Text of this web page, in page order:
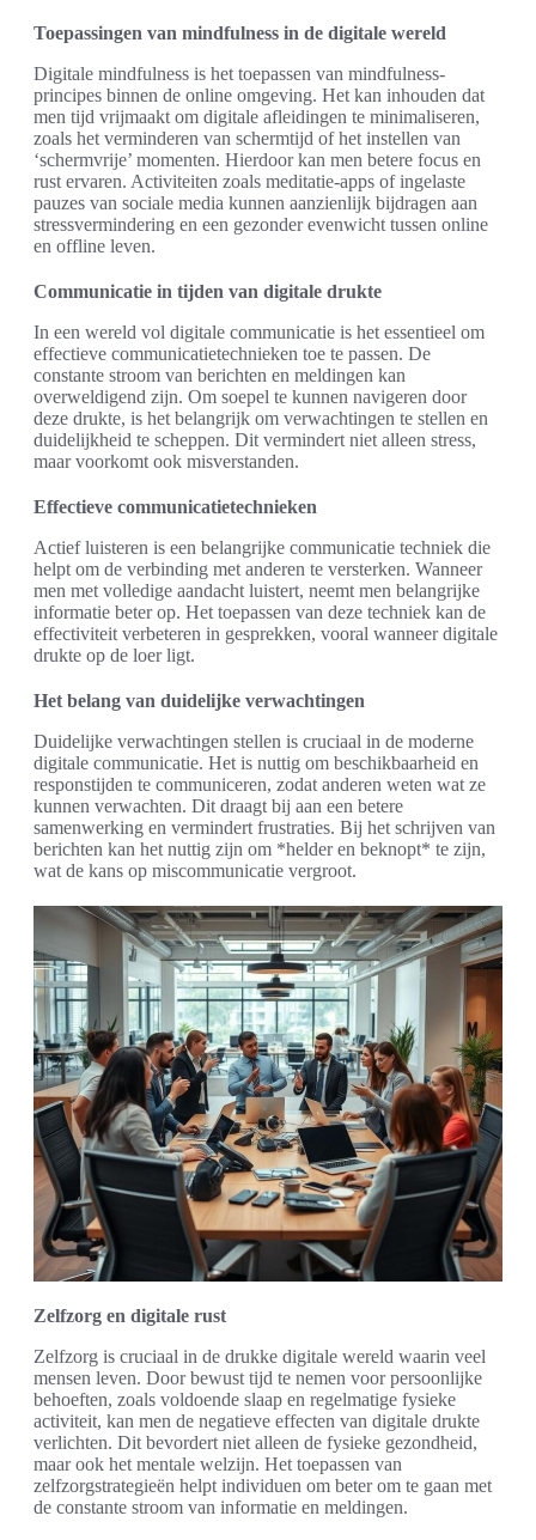
Toepassingen van mindfulness in de digitale wereld
Digitale mindfulness is het toepassen van mindfulness-
principes binnen de online omgeving. Het kan inhouden dat
men tijd vrijmaakt om digitale afleidingen te minimaliseren,
zoals het verminderen van schermtijd of het instellen van
‘schermvrije’ momenten. Hierdoor kan men betere focus en
rust ervaren. Activiteiten zoals meditatie-apps of ingelaste
pauzes van sociale media kunnen aanzienlijk bijdragen aan
stressvermindering en een gezonder evenwicht tussen online
en offline leven.
Communicatie in tijden van digitale drukte
In een wereld vol digitale communicatie is het essentieel om
effectieve communicatietechnieken toe te passen. De
constante stroom van berichten en meldingen kan
overweldigend zijn. Om soepel te kunnen navigeren door
deze drukte, is het belangrijk om verwachtingen te stellen en
duidelijkheid te scheppen. Dit vermindert niet alleen stress,
maar voorkomt ook misverstanden.
Effectieve communicatietechnieken
Actief luisteren is een belangrijke communicatie techniek die
helpt om de verbinding met anderen te versterken. Wanneer
men met volledige aandacht luistert, neemt men belangrijke
informatie beter op. Het toepassen van deze techniek kan de
effectiviteit verbeteren in gesprekken, vooral wanneer digitale
drukte op de loer ligt.
Het belang van duidelijke verwachtingen
Duidelijke verwachtingen stellen is cruciaal in de moderne
digitale communicatie. Het is nuttig om beschikbaarheid en
responstijden te communiceren, zodat anderen weten wat ze
kunnen verwachten. Dit draagt bij aan een betere
samenwerking en vermindert frustraties. Bij het schrijven van
berichten kan het nuttig zijn om *helder en beknopt* te zijn,
wat de kans op miscommunicatie vergroot.
Zelfzorg en digitale rust
Zelfzorg is cruciaal in de drukke digitale wereld waarin veel
mensen leven. Door bewust tijd te nemen voor persoonlijke
behoeften, zoals voldoende slaap en regelmatige fysieke
activiteit, kan men de negatieve effecten van digitale drukte
verlichten. Dit bevordert niet alleen de fysieke gezondheid,
maar ook het mentale welzijn. Het toepassen van
zelfzorgstrategieën helpt individuen om beter om te gaan met
de constante stroom van informatie en meldingen.